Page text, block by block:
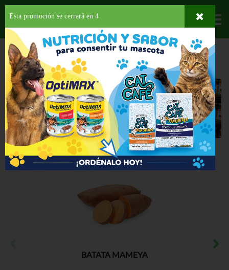
Departamentos
HOME FRUTAS Y VEGETALES FARINACEOS
Farinaceos
Seleccione una categoría
Back
ESPECIAL
BATATA MAMEYA
Esta promoción se cerrará en 3